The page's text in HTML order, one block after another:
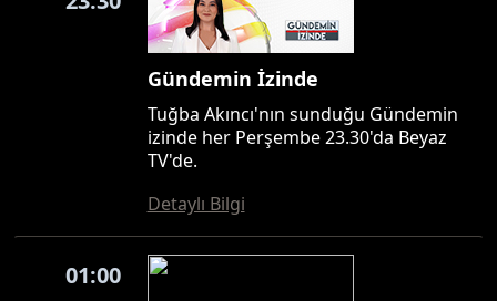
Gündemin İzinde
Tuğba Akıncı'nın sunduğu Gündemin
izinde her Perşembe 23.30'da Beyaz
TV'de.
Detaylı Bilgi
01:00